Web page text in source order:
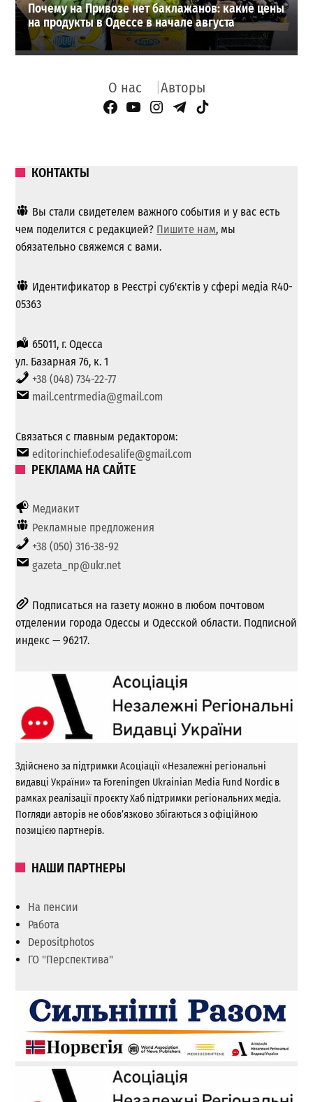
Почему на Привозе нет баклажанов: какие цены
на продукты в Одессе в начале августа
О нас Авторы
Facebook Page
YouTube
Instagram
Telegram
TikTok
КОНТАКТЫ
Вы стали свидетелем важного события и у вас есть
чем поделится с редакцией? Пишите нам, мы
обязательно свяжемся с вами.
Идентификатор в Реєстрі суб'єктів у сфері медіа R40-
05363
65011, г. Одесса
ул. Базарная 76, к. 1
+38 (048) 734-22-77
mail.centrmedia@gmail.com
Связаться с главным редактором:
editorinchief.odesalife@gmail.com
РЕКЛАМА НА САЙТЕ
Медиакит
Рекламные предложения
+38 (050) 316-38-92
gazeta_np@ukr.net
Подписаться на газету можно в любом почтовом
отделении города Одессы и Одесской области. Подписной
индекс — 96217.
Здійснено за підтримки Асоціації «Незалежні регіональні
видавці України» та Foreningen Ukrainian Media Fund Nordic в
рамках реалізації проєкту Хаб підтримки регіональних медіа.
Погляди авторів не обов’язково збігаються з офіційною
позицією партнерів.
НАШИ ПАРТНЕРЫ
На пенсии
Работа
Depositphotos
ГО "Перспектива"